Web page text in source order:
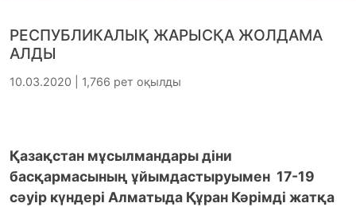
РЕСПУБЛИКАЛЫҚ ЖАРЫСҚА ЖОЛДАМА
АЛДЫ
10.03.2020 | 1,766 рет оқылды
Қазақстан мұсылмандары діни
басқармасының ұйымдастыруымен 17-19
сәуір күндері Алматыда Құран Кәрімді жатқа